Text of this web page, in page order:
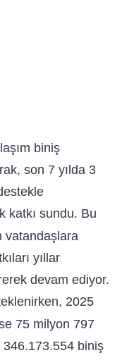
biniş
son 7 yılda 3
katkı sundu. Bu
vatandaşlara
yıllar
devam ediyor.
2025
75 milyon 797
346.173.554 biniş